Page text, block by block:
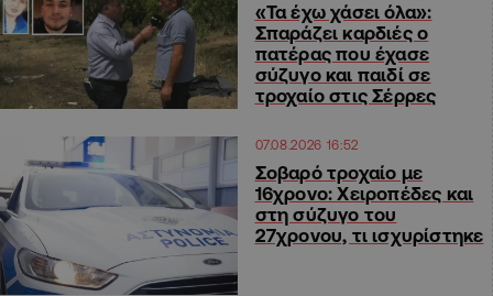
«Τα έχω χάσει όλα»:
Σπαράζει καρδιές ο
πατέρας που έχασε
σύζυγο και παιδί σε
τροχαίο στις Σέρρες
07.08.2026 16:52
Σοβαρό τροχαίο με
16χρονο: Χειροπέδες και
στη σύζυγο του
27χρονου, τι ισχυρίστηκε